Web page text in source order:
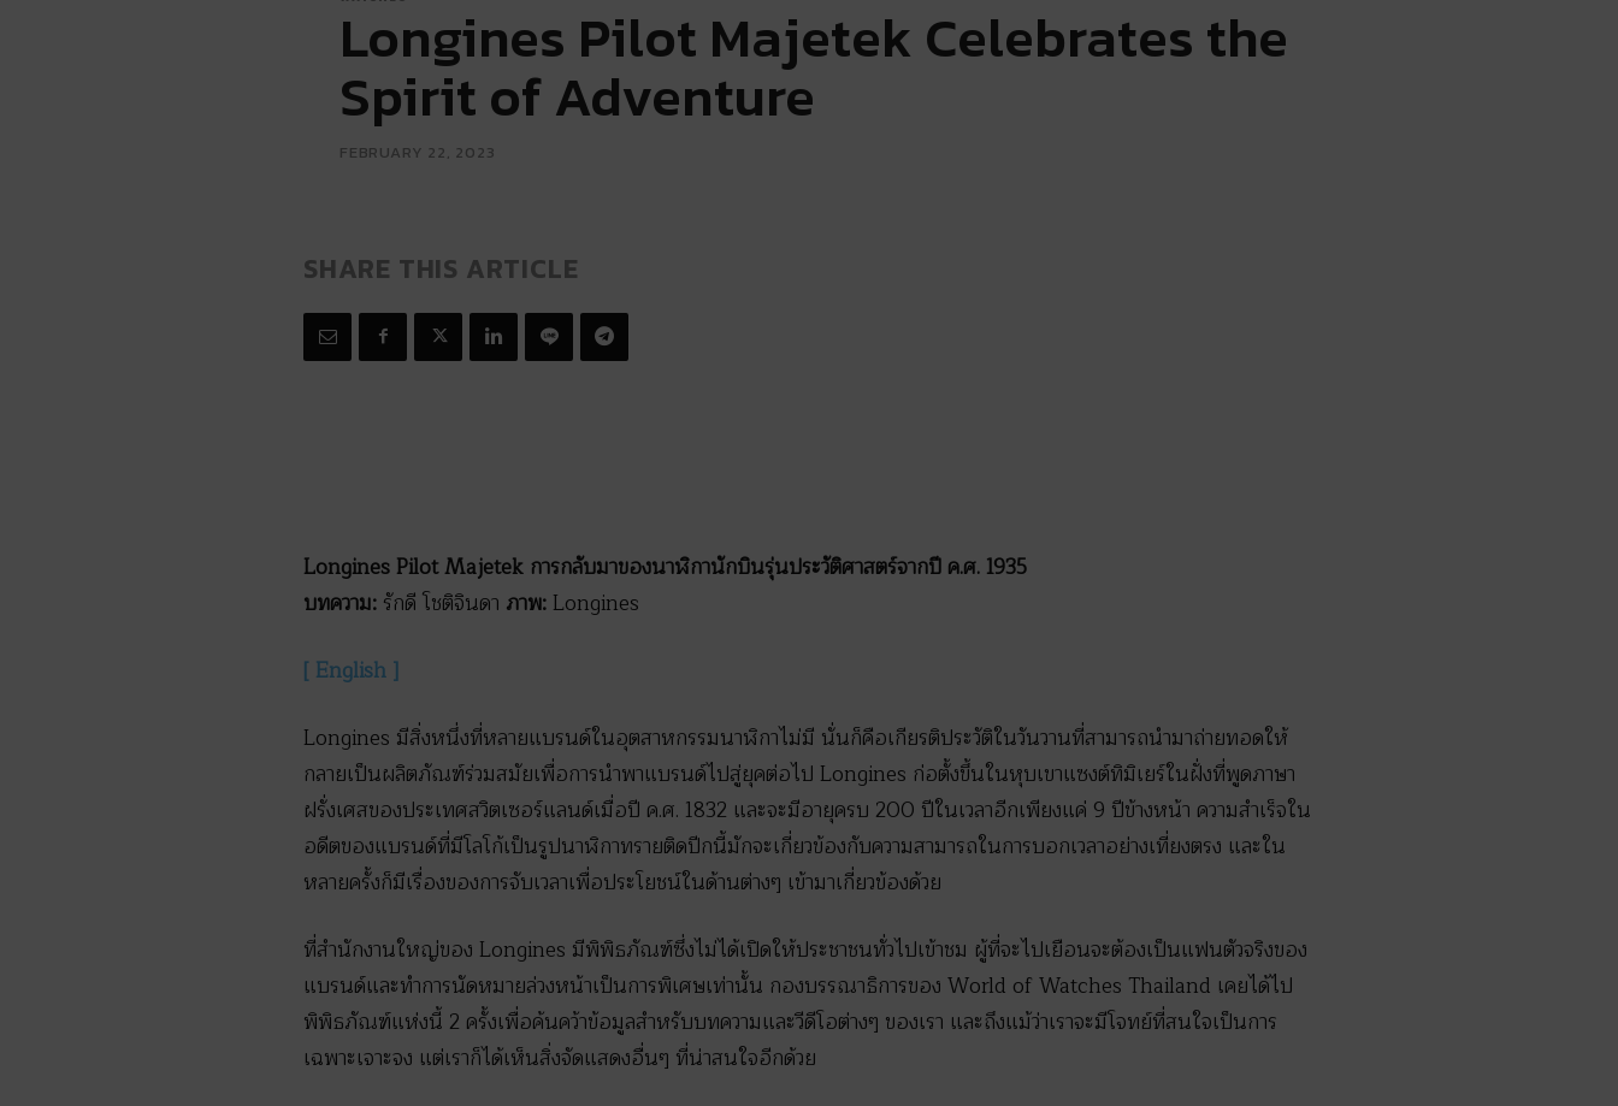
Longines Pilot Majetek Celebrates the
Spirit of Adventure
FEBRUARY 22, 2023
SHARE THIS ARTICLE
Longines Pilot Majetek การกลับมาของนาฬิกานักบินรุ่นประวัติศาสตร์จากปี ค.ศ. 1935
บทความ: รักดี โชติจินดา ภาพ: Longines
[ English ]
Longines มีสิ่งหนึ่งที่หลายแบรนด์ในอุตสาหกรรมนาฬิกาไม่มี นั่นก็คือเกียรติประวัติในวันวานที่สามารถนำมาถ่ายทอดให้
กลายเป็นผลิตภัณฑ์ร่วมสมัยเพื่อการนำพาแบรนด์ไปสู่ยุคต่อไป Longines ก่อตั้งขึ้นในหุบเขาแซงต์ทิมิเยร์ในฝั่งที่พูดภาษา
ฝรั่งเศสของประเทศสวิตเซอร์แลนด์เมื่อปี ค.ศ. 1832 และจะมีอายุครบ 200 ปีในเวลาอีกเพียงแค่ 9 ปีข้างหน้า ความสำเร็จใน
อดีตของแบรนด์ที่มีโลโก้เป็นรูปนาฬิกาทรายติดปีกนี้มักจะเกี่ยวข้องกับความสามารถในการบอกเวลาอย่างเที่ยงตรง และใน
หลายครั้งก็มีเรื่องของการจับเวลาเพื่อประโยชน์ในด้านต่างๆ เข้ามาเกี่ยวข้องด้วย
ที่สำนักงานใหญ่ของ Longines มีพิพิธภัณฑ์ซึ่งไม่ได้เปิดให้ประชาชนทั่วไปเข้าชม ผู้ที่จะไปเยือนจะต้องเป็นแฟนตัวจริงของ
แบรนด์และทำการนัดหมายล่วงหน้าเป็นการพิเศษเท่านั้น กองบรรณาธิการของ World of Watches Thailand เคยได้ไป
พิพิธภัณฑ์แห่งนี้ 2 ครั้งเพื่อค้นคว้าข้อมูลสำหรับบทความและวีดีโอต่างๆ ของเรา และถึงแม้ว่าเราจะมีโจทย์ที่สนใจเป็นการ
เฉพาะเจาะจง แต่เราก็ได้เห็นสิ่งจัดแสดงอื่นๆ ที่น่าสนใจอีกด้วย